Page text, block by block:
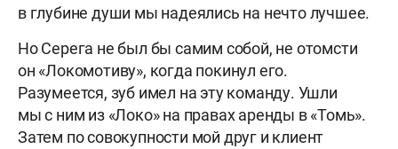
в глубине души мы надеялись на нечто лучшее.
Но Серега не был бы самим собой, не отомсти
он «Локомотиву», когда покинул его.
Разумеется, зуб имел на эту команду. Ушли
мы с ним из «Локо» на правах аренды в «Томь».
Затем по совокупности мой друг и клиент